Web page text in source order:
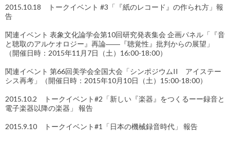
2015.10.18 トークイベント #3「『紙のレコード』の作られ方」報
告
関連イベント 表象文化論学会第10回研究発表集会 企画パネル「『音
と聴取のアルケオロジー』再論――『聴覚性』批判からの展望」
（開催日時：2015年11月7日（土）16:00-18:00）
関連イベント 第66回美学会全国大会「シンポジウムII アイステー
シス再考」（開催日時：2015年10月10日（土）15:00-18:00）
2015.10.2 トークイベント#2「新しい『楽器』をつくるーー録音と
電子楽器以降の楽器」 報告
2015.9.10 トークイベント#1「日本の機械録音時代」 報告